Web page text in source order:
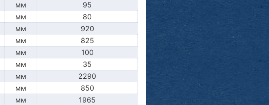
мм
95
мм
80
мм
920
мм
825
мм
100
мм
35
мм
2290
мм
850
мм
1965